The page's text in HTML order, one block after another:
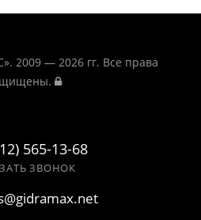
2009 — 2026 гг. Все права
565-13-68
ЗВОНОК